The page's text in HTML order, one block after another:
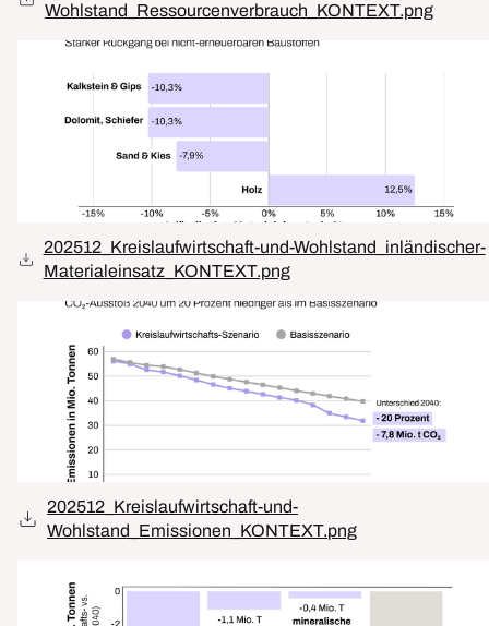
Wohlstand_Ressourcenverbrauch_KONTEXT.png
202512_Kreislaufwirtschaft-und-Wohlstand_inländischer-
Materialeinsatz_KONTEXT.png
202512_Kreislaufwirtschaft-und-
Wohlstand_Emissionen_KONTEXT.png